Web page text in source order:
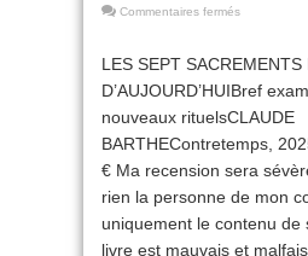
Commentaires fermés
2026
LES SEPT SACREMENTS
D’AUJOURD’HUIBref
nouveaux rituelsCLAUDE
BARTHEContretemps,
€ Ma recension sera
rien la personne de mon
uniquement le contenu de
livre est mauvais et